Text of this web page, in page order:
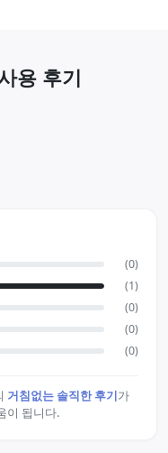
용 후기
(0)
(1)
(0)
(0)
(0)
거침없는 솔직한 후기가
이 됩니다.